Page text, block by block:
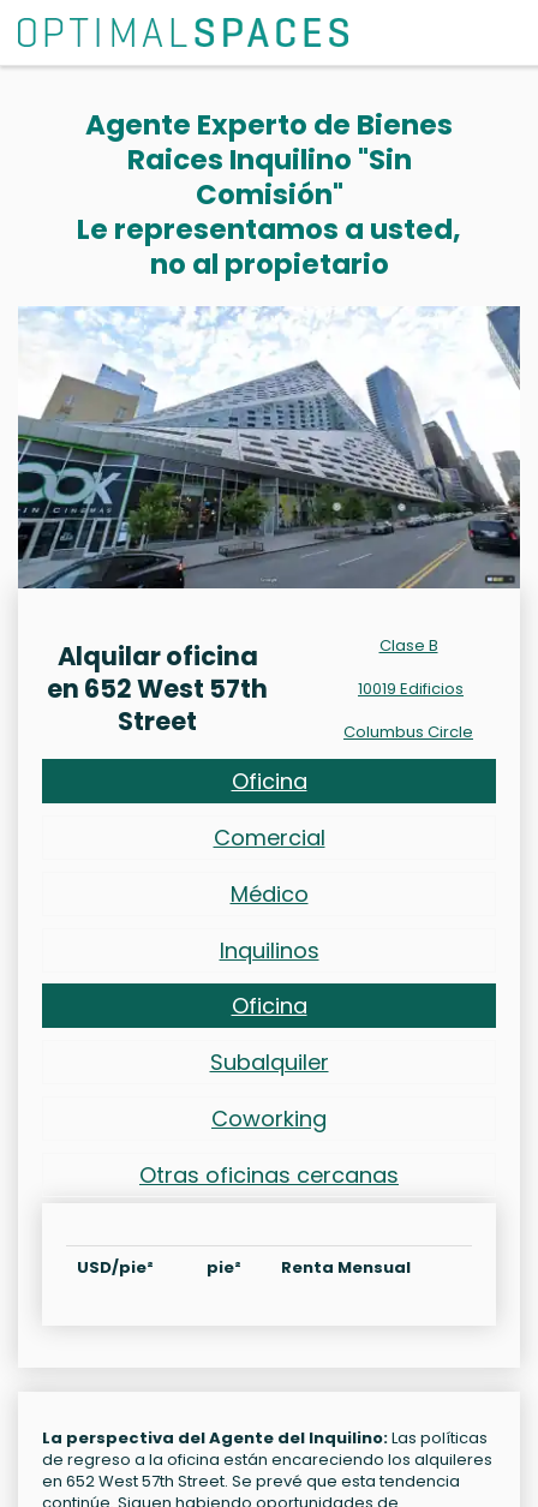
Agente Experto de Bienes
Raices Inquilino "Sin
Comisión"
Le representamos a usted,
no al propietario
Alquilar oficina
en 652 West 57th
Street
Clase B
10019 Edificios
Columbus Circle
Oficina
Comercial
Médico
Inquilinos
Oficina
Subalquiler
Coworking
Otras oficinas cercanas
USD/pie² pie² Renta Mensual
La perspectiva del Agente del Inquilino:Las políticas
de regreso a la oficina están encareciendo los alquileres
en 652 West 57th Street. Se prevé que esta tendencia